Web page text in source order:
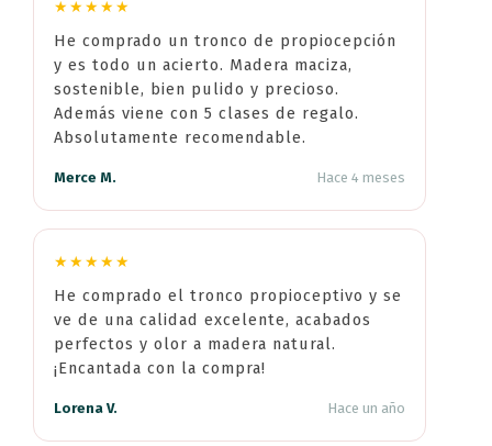
★★★★★
He comprado un tronco de propiocepción
y es todo un acierto. Madera maciza,
sostenible, bien pulido y precioso.
Además viene con 5 clases de regalo.
Absolutamente recomendable.
Merce M. Hace 4 meses
★★★★★
He comprado el tronco propioceptivo y se
ve de una calidad excelente, acabados
perfectos y olor a madera natural.
¡Encantada con la compra!
Lorena V. Hace un año